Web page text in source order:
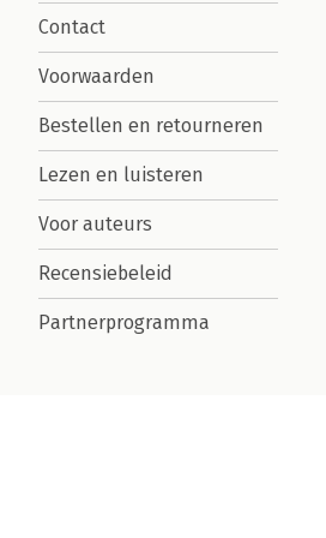
Contact
Voorwaarden
Bestellen en retourneren
Lezen en luisteren
Voor auteurs
Recensiebeleid
Partnerprogramma